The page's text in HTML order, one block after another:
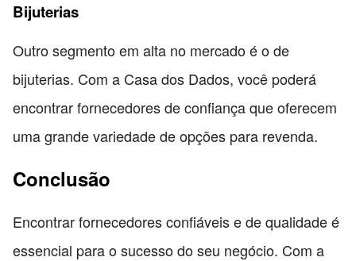
Bijuterias
Outro segmento em alta no mercado é o de
bijuterias. Com a Casa dos Dados, você poderá
encontrar fornecedores de confiança que oferecem
uma grande variedade de opções para revenda.
Conclusão
Encontrar fornecedores confiáveis e de qualidade é
essencial para o sucesso do seu negócio. Com a